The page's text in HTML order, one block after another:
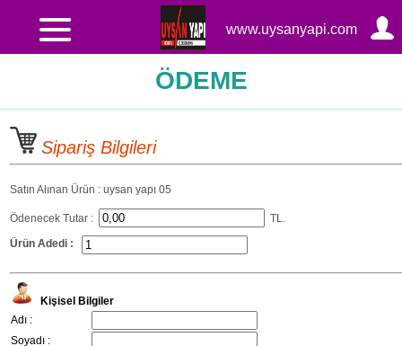
www.uysanyapi.com
ÖDEME
Sipariş Bilgileri
Satın Alınan Ürün : uysan yapı 05
Ödenecek Tutar :
TL.
Ürün Adedi :
Kişisel Bilgiler
Adı :
Soyadı :